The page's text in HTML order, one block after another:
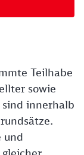
Teilhabe
sowie
innerhalb
und